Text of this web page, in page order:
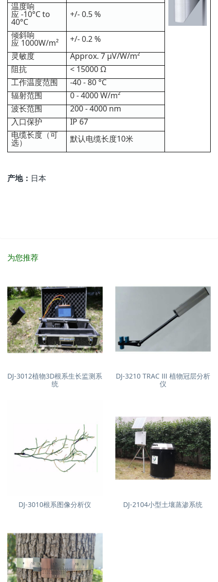
温度响
应 -10°C to
40°C
+/- 0.5 %
倾斜响
应 1000W/m²
+/- 0.2 %
灵敏度
Approx. 7 µV/W/m²
阻抗
< 15000 Ω
工作温度范围
-40 - 80 °C
辐射范围
0 - 4000 W/m²
波长范围
200 - 4000 nm
入口保护
IP 67
电缆长度（可
选） 默认电缆长度10米
产地： 日本
为您推荐
DJ-3012植物3D根系生长监测系
统
DJ-3210 TRAC Ⅲ 植物冠层分析
仪
DJ-2104小型土壤蒸渗系统
DJ-3010根系图像分析仪